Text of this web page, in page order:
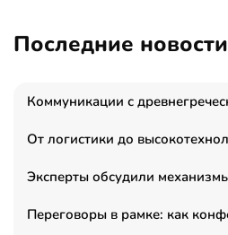
Последние новости